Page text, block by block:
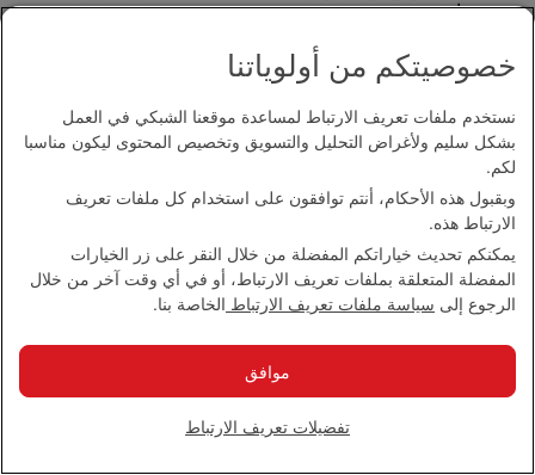
ساعة.
كيف يمكنني استخدام خدمة "الاحتفاظ بسعر الحجز"؟
عند الانتقال إلى صفحة الدفع على emirates.com، سيتوفر خيار
الاستفادة من خدمة "الاحتفاظ بسعر الحجز".
سنعرض تاريخ ووقت انتهاء الصلاحية لتتمكنوا من معرفة متى
يتم إلغاء الاحتفاظ بسعر الحجز.
يمكنكم استخدام خدمة ''الاحتفاظ بسعر الحجز'' للرحلات التي
تنطلق من دبي وعلى الدرجة السياحية فقط، وليس مع
المنتجات والخدمات الأخرى. إذا اخترتم الاحتفاظ بسعر الحجز،
ستتم إزالة أي منتجات أو خدمات أخرى موجودة في عربة
وبعد دفع قيمة رحلتكم بالكامل، سوف يكون بإمكانكم إضافة
المزيد من المنتجات والخدمات إلى رحلتكم من خلال صفحة
خصوصيتكم من أولوياتنا
نستخدم ملفات تعريف الارتباط لمساعدة موقعنا الشبكي في العمل
بشكل سليم ولأغراض التحليل والتسويق وتخصيص المحتوى ليكون مناسبا
لكم.
وبقبول هذه الأحكام، أنتم توافقون على استخدام كل ملفات تعريف
الارتباط هذه.
يمكنكم تحديث خياراتكم المفضلة من خلال النقر على زر الخيارات
المفضلة المتعلقة بملفات تعريف الارتباط، أو في أي وقت آخر من خلال
الرجوع إلى سياسة ملفات تعريف الارتباط الخاصة بنا.
تفضيلات تعريف الارتباط
موافق